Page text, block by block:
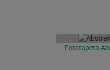
Fototapeta